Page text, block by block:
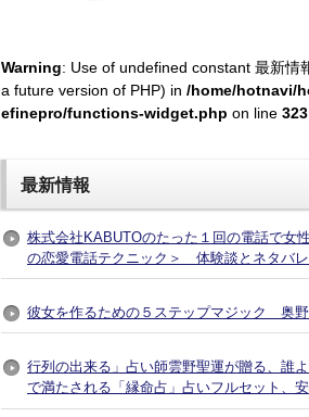
Warning: Use of undefined constant 最新情
a future version of PHP) in /home/hotnavi/
efinepro/functions-widget.php on line 323
最新情報
株式会社KABUTOのたった１回の電話で女
の恋愛電話テクニック＞ 体験談とネタバ
彼女を作るための５ステップマジック 奥
行列の出来る」占い師雲野聖運が贈る、誰
で満たされる「縁命占」占いフルセット、